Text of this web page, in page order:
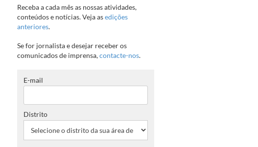
Receba a cada mês as nossas atividades,
conteúdos e notícias. Veja asedições
anteriores.
Se for jornalista e desejar receber os
comunicados de imprensa,contacte-nos.
E-mail
Distrito